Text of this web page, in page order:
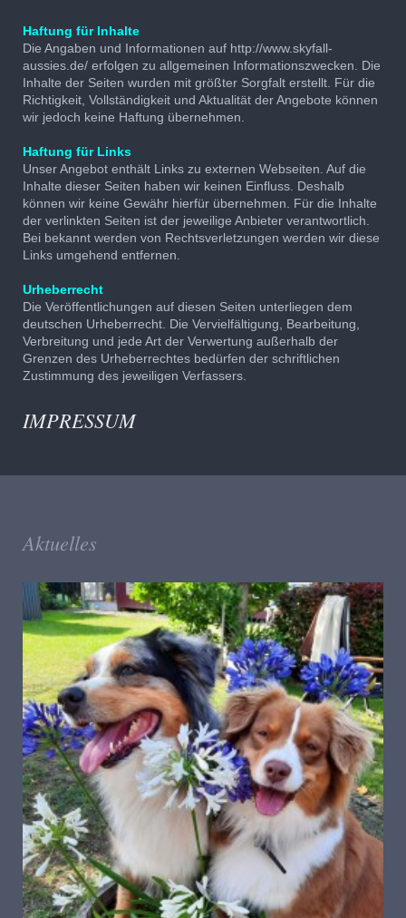
Haftung für Inhalte
Die Angaben und Informationen auf http://www.skyfall-
aussies.de/ erfolgen zu allgemeinen Informationszwecken. Die
Inhalte der Seiten wurden mit größter Sorgfalt erstellt. Für die
Richtigkeit, Vollständigkeit und Aktualität der Angebote können
wir jedoch keine Haftung übernehmen.
Haftung für Links
Unser Angebot enthält Links zu externen Webseiten. Auf die
Inhalte dieser Seiten haben wir keinen Einfluss. Deshalb
können wir keine Gewähr hierfür übernehmen. Für die Inhalte
der verlinkten Seiten ist der jeweilige Anbieter verantwortlich.
Bei bekannt werden von Rechtsverletzungen werden wir diese
Links umgehend entfernen.
Urheberrecht
Die Veröffentlichungen auf diesen Seiten unterliegen dem
deutschen Urheberrecht. Die Vervielfältigung, Bearbeitung,
Verbreitung und jede Art der Verwertung außerhalb der
Grenzen des Urheberrechtes bedürfen der schriftlichen
Zustimmung des jeweiligen Verfassers.
IMPRESSUM
Aktuelles